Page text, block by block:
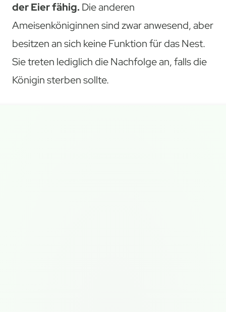
der Eier fähig. Die anderen
Ameisenköniginnen sind zwar anwesend, aber
besitzen an sich keine Funktion für das Nest.
Sie treten lediglich die Nachfolge an, falls die
Königin sterben sollte.